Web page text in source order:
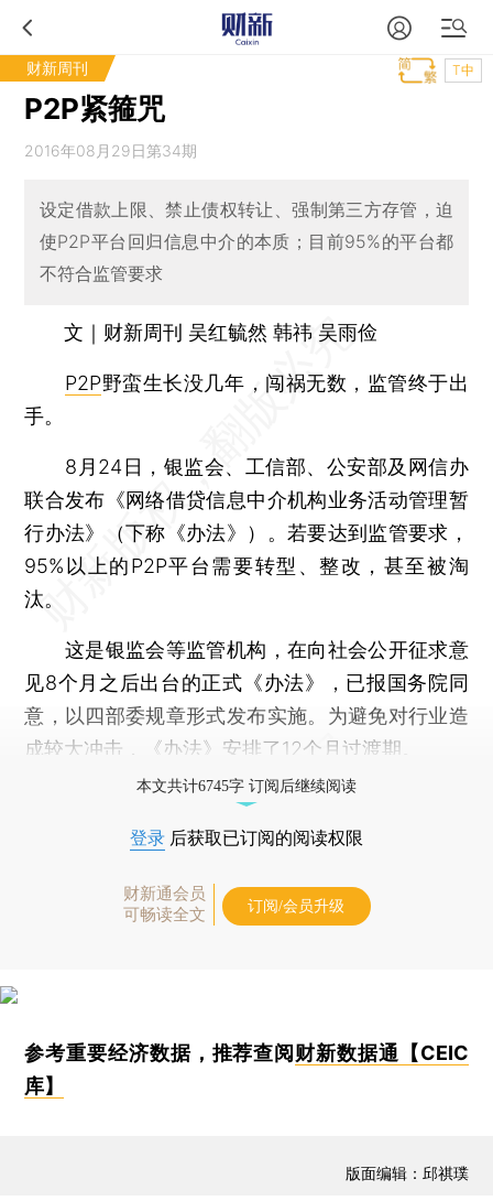
财新周刊 T中
P2P紧箍咒
2016年08月29日第34期
设定借款上限、禁止债权转让、强制第三方存管，迫
使P2P平台回归信息中介的本质；目前95%的平台都
不符合监管要求
文｜财新周刊 吴红毓然 韩祎 吴雨俭
P2P野蛮生长没几年，闯祸无数，监管终于出
手。
8月24日，银监会、工信部、公安部及网信办
联合发布《网络借贷信息中介机构业务活动管理暂
行办法》（下称《办法》）。若要达到监管要求，
95%以上的P2P平台需要转型、整改，甚至被淘
汰。
这是银监会等监管机构，在向社会公开征求意
见8个月之后出台的正式《办法》，已报国务院同
意，以四部委规章形式发布实施。为避免对行业造
成较大冲击，《办法》安排了12个月过渡期。
本文共计6745字 订阅后继续阅读
登录 后获取已订阅的阅读权限
财新通会员
可畅读全文
订阅/会员升级
参考重要经济数据，推荐查阅 财新数据通【CEIC
库】
版面编辑：邱祺璞